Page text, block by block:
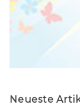
Neueste